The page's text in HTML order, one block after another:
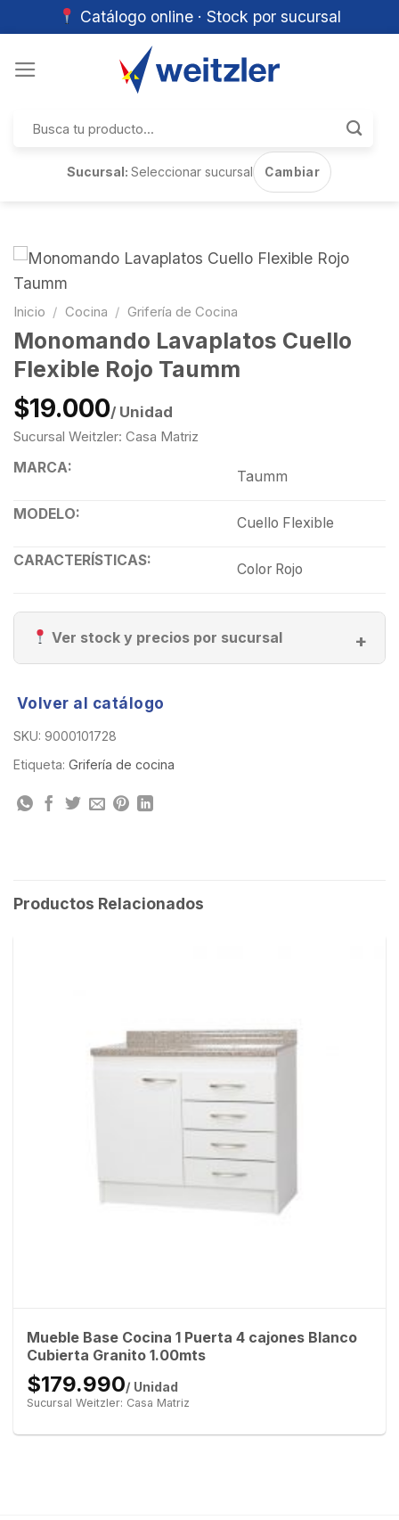
Catálogo online · Stock por sucursal
por:
Sucursal:Seleccionar sucursal Cambiar
Inicio / Cocina / Grifería de Cocina
Monomando Lavaplatos Cuello
Flexible Rojo Taumm
$19.000/ Unidad
Sucursal Weitzler: Casa Matriz
MARCA:
Taumm
MODELO:
Cuello Flexible
CARACTERÍSTICAS:
Color Rojo
Ver stock y precios por sucursal
Volver al catálogo
SKU: 9000101728
Etiqueta: Grifería de cocina
Productos Relacionados
Mueble Base Cocina 1 Puerta 4 cajones Blanco
Cubierta Granito 1.00mts
$179.990/ Unidad
Sucursal Weitzler: Casa Matriz